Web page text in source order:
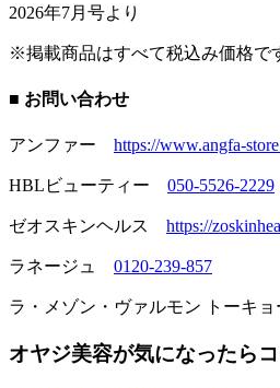
2026年7月号より
※掲載商品はすべて税込み価格で
■ お問い合わせ
アンファー https://www.angfa-
HBLビューティー 050-5526-2229
ゼオスキンヘルス https://
ラネージュ 0120-239-857
ラ・メゾン・ヴァルモン トーキ
オヤジ美容が気になったら